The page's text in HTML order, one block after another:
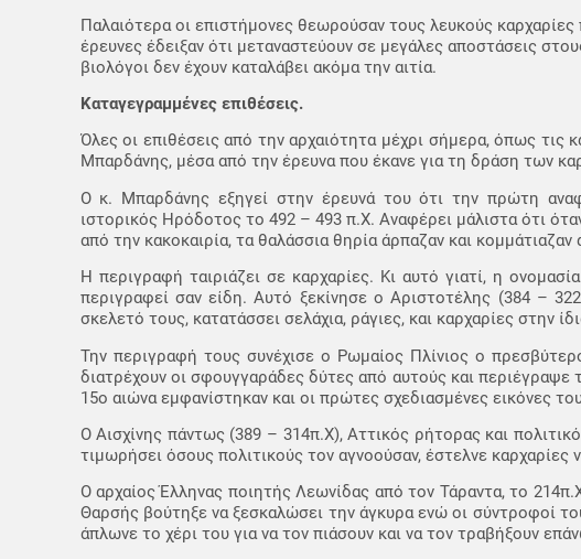
Παλαιότερα οι επιστήμονες θεωρούσαν τους λευκούς
έρευνες έδειξαν ότι μεταναστεύουν σε μεγάλες αποστάσεις
βιολόγοι δεν έχουν καταλάβει ακόμα την αιτία.
Καταγεγραμμένες επιθέσεις.
Όλες οι επιθέσεις από την αρχαιότητα μέχρι σήμερα, όπως
Μπαρδάνης, μέσα από την έρευνα που έκανε για τη δράση των
Ο κ. Μπαρδάνης εξηγεί στην έρευνά του ότι την πρώτη
ιστορικός Ηρόδοτος το 492 – 493 π.Χ. Αναφέρει μάλιστα ότι
από την κακοκαιρία, τα θαλάσσια θηρία άρπαζαν και
Η περιγραφή ταιριάζει σε καρχαρίες. Κι αυτό γιατί, η
περιγραφεί σαν είδη. Αυτό ξεκίνησε ο Αριστοτέλης (384 –
σκελετό τους, κατατάσσει σελάχια, ράγιες, και καρχαρίες στην
Την περιγραφή τους συνέχισε ο Ρωμαίος Πλίνιος ο
διατρέχουν οι σφουγγαράδες δύτες από αυτούς και
15ο αιώνα εμφανίστηκαν και οι πρώτες σχεδιασμένες εικόνες
Ο Αισχίνης πάντως (389 – 314π.Χ), Αττικός ρήτορας και
τιμωρήσει όσους πολιτικούς τον αγνοούσαν, έστελνε
Ο αρχαίος Έλληνας ποιητής Λεωνίδας από τον Τάραντα, το
Θαρσής βούτηξε να ξεσκαλώσει την άγκυρα ενώ οι σύντροφοί
άπλωνε το χέρι του για να τον πιάσουν και να τον τραβήξουν